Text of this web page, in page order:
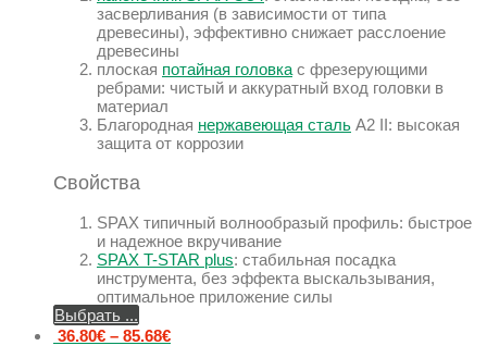
засверливания (в зависимости от типа
древесины), эффективно снижает расслоение
древесины
плоская потайная головка с фрезерующими
ребрами: чистый и аккуратный вход головки в
материал
Благородная нержавеющая сталь A2 II: высокая
защита от коррозии
Свойства
SPAX типичный волнообразый профиль: быстрое
и надежное вкручивание
SPAX T-STAR plus: стабильная посадка
инструмента, без эффекта выскальзывания,
оптимальное приложение силы
Выбрать ...
36.80€ – 85.68€